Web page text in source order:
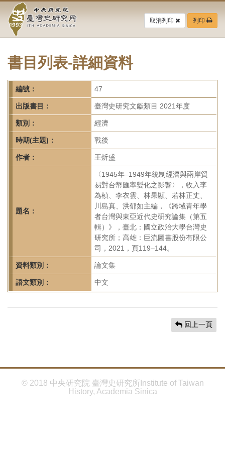
要
中
央
研
究
院-
臺
灣
史
研
所-
取消列印 列印
書目列表-詳細資料
編號： 47
出版書目： 臺灣史研究文獻類目 2021年度
類別： 經濟
時期(主題)： 戰後
作者： 王炘盛
題名：
〈1945年–1949年統制經濟與兩岸貿
易對台幣匯率變化之影響〉，收入李
為楨、李衣雲、林果顯、若林正丈、
川島真、洪郁如主編，《跨域青年學
者台灣與東亞近代史研究論集（第五
輯）》，臺北：國立政治大學台灣史
研究所；高雄：巨流圖書股份有限公
司，2021，頁119–144。
資料類別： 論文集
語文類別： 中文
回上一頁
© 2018 中央研究院 臺灣史研究所Institute of Taiwan
History, Academia Sinica